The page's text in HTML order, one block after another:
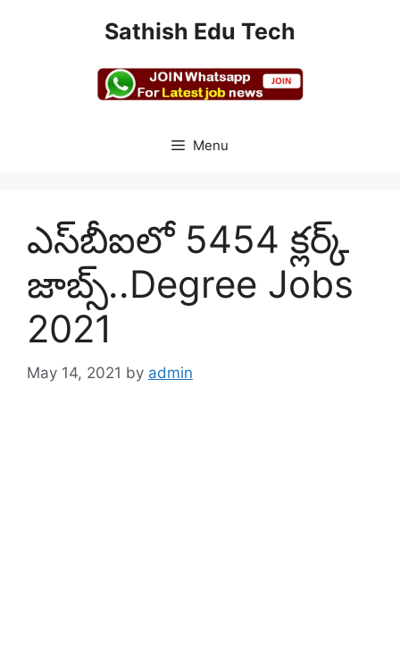
Sathish Edu Tech
Menu
ఎస్‌బీఐలో 5454 క్లర్క్‌
జాబ్స్‌..Degree Jobs
2021
May 14, 2021 by admin